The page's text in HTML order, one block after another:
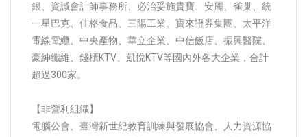
銀、資誠會計師事務所、必治妥施貴寶、安麗、雀巢、統
一星巴克、佳格食品、三陽工業、寶來證券集團、太平洋
電線電纜、中央產物、華立企業、中信飯店、振興醫院、
豪紳纖維、錢櫃KTV、凱悅KTV等國內外各大企業，合計
超過300家。
【非營利組織】
電腦公會、臺灣新世紀教育訓練與發展協會、人力資源協